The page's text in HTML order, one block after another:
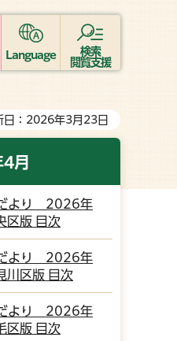
Language
検索
閲覧支援
日：2026年3月23日
月
より 2026年
区版 目次
より 2026年
川区版 目次
より 2026年
区版 目次